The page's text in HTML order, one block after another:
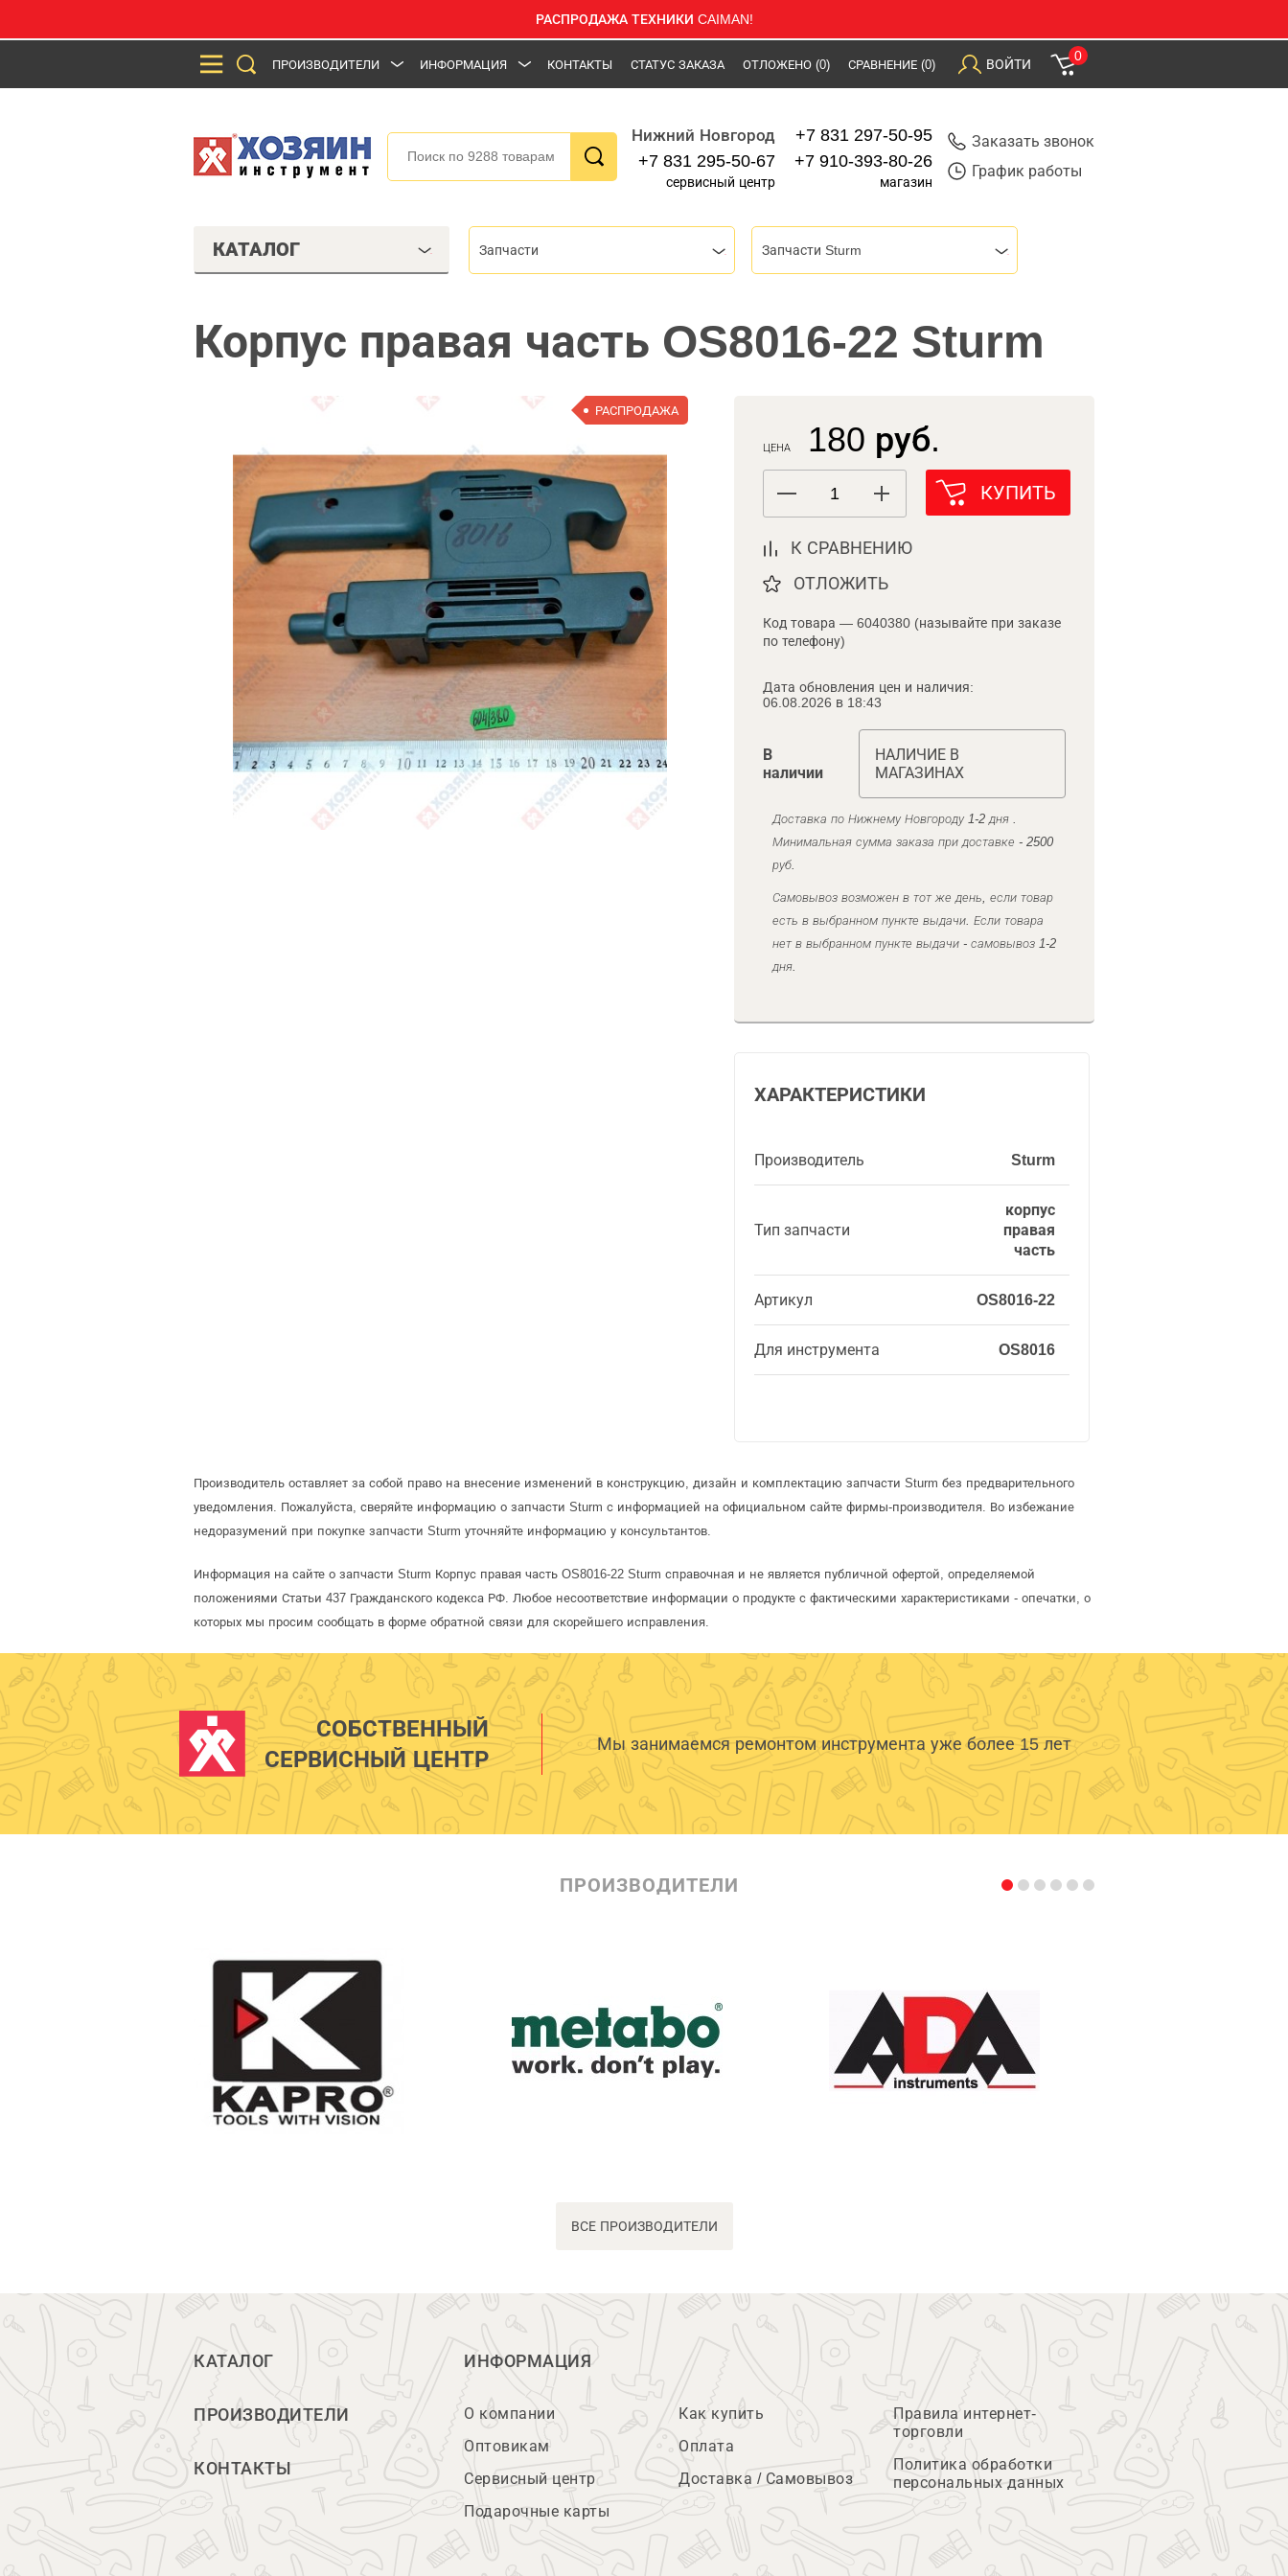
РАСПРОДАЖА ТЕХНИКИ CAIMAN!
ПРОИЗВОДИТЕЛИ ИНФОРМАЦИЯ КОНТАКТЫ СТАТУС ЗАКАЗА ОТЛОЖЕНО (0) СРАВНЕНИЕ (0) ВОЙТИ
0
Нижний Новгород
+7 831 295-50-67
сервисный центр
+7 831 297-50-95
+7 910-393-80-26
магазин
Заказать звонок
График работы
КАТАЛОГ Запчасти Запчасти Sturm
Корпус правая часть OS8016-22 Sturm
РАСПРОДАЖА
ЦЕНА 180 руб.
КУПИТЬ
К СРАВНЕНИЮ
ОТЛОЖИТЬ
Код товара — 6040380 (называйте при заказе
по телефону)
Дата обновления цен и наличия:
06.08.2026 в 18:43
В
наличии
НАЛИЧИЕ В
МАГАЗИНАХ
Доставка по Нижнему Новгороду 1-2 дня .
Минимальная сумма заказа при доставке - 2500
руб.
Самовывоз возможен в тот же день, если товар
есть в выбранном пункте выдачи. Если товара
нет в выбранном пункте выдачи - самовывоз 1-2
дня.
ХАРАКТЕРИСТИКИ
Производитель Sturm
Тип запчасти
корпус
правая
часть
Артикул OS8016-22
Для инструмента OS8016
Производитель оставляет за собой право на внесение изменений в конструкцию, дизайн и комплектацию запчасти Sturm без предварительного
уведомления. Пожалуйста, сверяйте информацию о запчасти Sturm с информацией на официальном сайте фирмы-производителя. Во избежание
недоразумений при покупке запчасти Sturm уточняйте информацию у консультантов.
Информация на сайте о запчасти Sturm Корпус правая часть OS8016-22 Sturm справочная и не является публичной офертой, определяемой
положениями Статьи 437 Гражданского кодекса РФ. Любое несоответствие информации о продукте с фактическими характеристиками - опечатки, о
которых мы просим сообщать в форме обратной связи для скорейшего исправления.
СОБСТВЕННЫЙ
СЕРВИСНЫЙ ЦЕНТР
Мы занимаемся ремонтом инструмента уже более 15 лет
ПРОИЗВОДИТЕЛИ
ВСЕ ПРОИЗВОДИТЕЛИ
КАТАЛОГ
ПРОИЗВОДИТЕЛИ
КОНТАКТЫ
ИНФОРМАЦИЯ
О компании
Оптовикам
Сервисный центр
Подарочные карты
Как купить
Оплата
Доставка / Самовывоз
Правила интернет-
торговли
Политика обработки
персональных данных